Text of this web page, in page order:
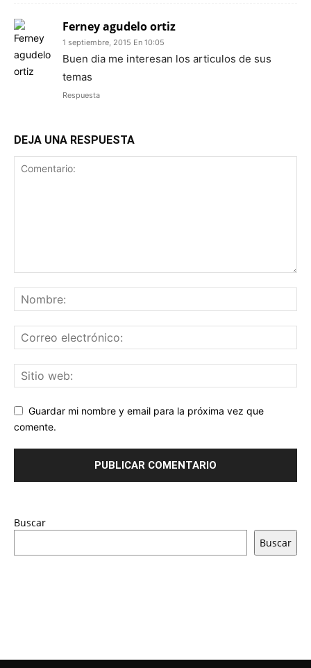
Ferney agudelo ortiz
1 septiembre, 2015 En 10:05
Buen dia me interesan los articulos de sus
temas
Respuesta
DEJA UNA RESPUESTA
Guardar mi nombre y email para la próxima vez que
comente.
Buscar
Buscar